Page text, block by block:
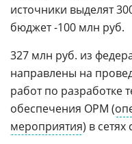
источники выделят
бюджет -100 млн руб.
327 млн руб. из
направлены на
работ по разработке
обеспечения ОРМ (
мероприятия) в сетях